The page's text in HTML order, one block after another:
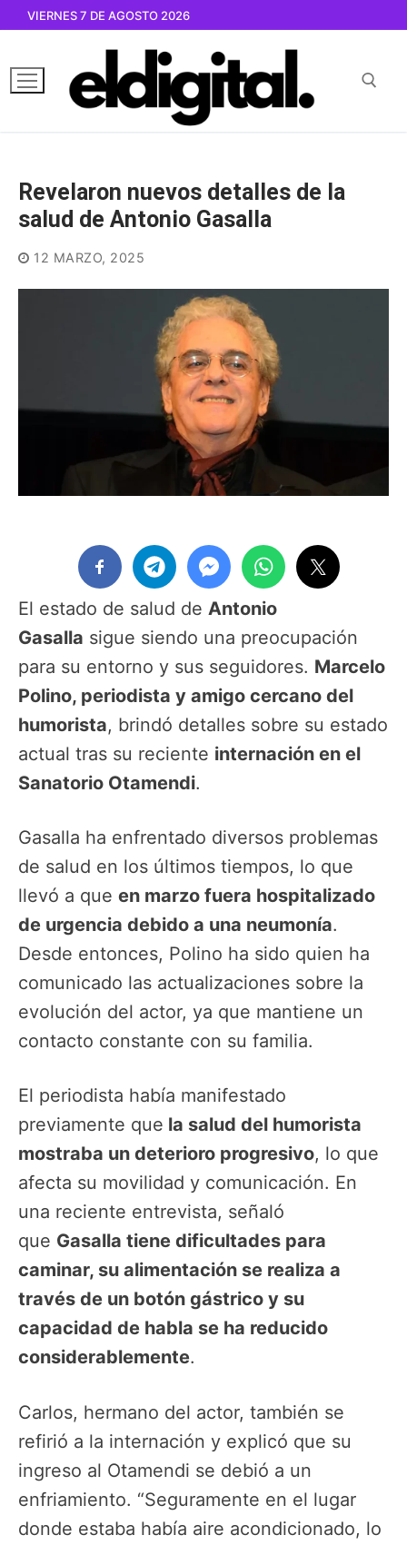
contenido
VIERNES 7 DE AGOSTO 2026
Revelaron nuevos detalles de la
salud de Antonio Gasalla
12 MARZO, 2025
El estado de salud de Antonio
Gasalla sigue siendo una preocupación
para su entorno y sus seguidores. Marcelo
Polino, periodista y amigo cercano del
humorista, brindó detalles sobre su estado
actual tras su reciente internación en el
Sanatorio Otamendi.
Gasalla ha enfrentado diversos problemas
de salud en los últimos tiempos, lo que
llevó a que en marzo fuera hospitalizado
de urgencia debido a una neumonía.
Desde entonces, Polino ha sido quien ha
comunicado las actualizaciones sobre la
evolución del actor, ya que mantiene un
contacto constante con su familia.
El periodista había manifestado
previamente que la salud del humorista
mostraba un deterioro progresivo, lo que
afecta su movilidad y comunicación. En
una reciente entrevista, señaló
que Gasalla tiene dificultades para
caminar, su alimentación se realiza a
través de un botón gástrico y su
capacidad de habla se ha reducido
considerablemente.
Carlos, hermano del actor, también se
refirió a la internación y explicó que su
ingreso al Otamendi se debió a un
enfriamiento. “Seguramente en el lugar
donde estaba había aire acondicionado, lo